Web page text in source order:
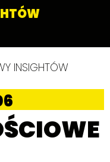
INSIGHTÓW